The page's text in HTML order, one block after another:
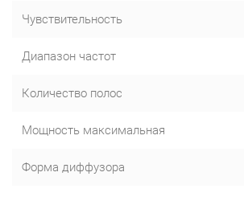
Чувствительность
Диапазон частот
Количество полос
Мощность максимальная
Форма диффузора